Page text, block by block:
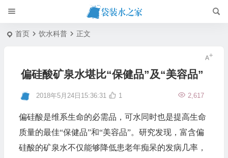
首页 饮水科普 正文
偏硅酸矿泉水堪比“保健品”及“美容品”
2018年5月24日15:36:31 2,617
1
偏硅酸是维系生命的必需品，可水同时也是提高生命
质量的最佳“保健品”和“美容品”。研究发现，富含偏
硅酸的矿泉水不仅能够降低患老年痴呆的发病几率，